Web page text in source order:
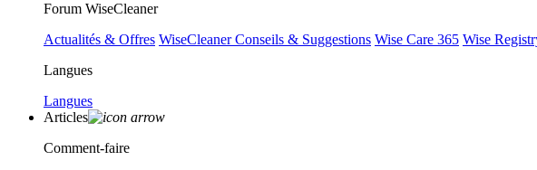
Forum WiseCleaner
Actualités & Offres WiseCleaner Conseils & Suggestions Wise Care 365 Wise
Langues
Langues
Articles
Comment-faire